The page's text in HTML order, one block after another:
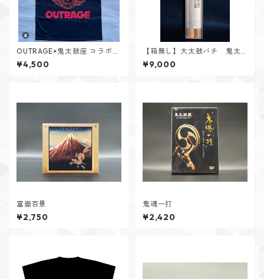
OUTRAGE×鬼太鼓座 コラボT
シャツ【赤・白】
¥4,500
【箱無し】大太鼓バチ 鬼太
鼓座モデル
¥9,000
富嶽百景
¥2,750
鬼魂一打
¥2,420